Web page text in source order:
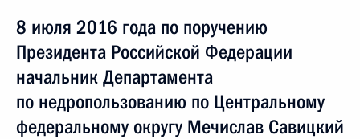
8 июля 2016 года по поручению
Президента Российской Федерации
начальник Департамента
по недропользованию по Центральному
федеральному округу Мечислав Савицкий